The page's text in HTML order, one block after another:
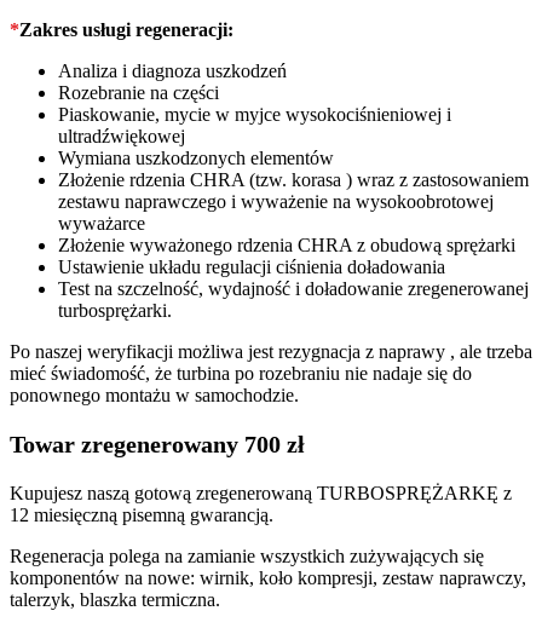
*Zakres usługi regeneracji:
Analiza i diagnoza uszkodzeń
Rozebranie na części
Piaskowanie, mycie w myjce wysokociśnieniowej i
ultradźwiękowej
Wymiana uszkodzonych elementów
Złożenie rdzenia CHRA (tzw. korasa ) wraz z zastosowaniem
zestawu naprawczego i wyważenie na wysokoobrotowej
wyważarce
Złożenie wyważonego rdzenia CHRA z obudową sprężarki
Ustawienie układu regulacji ciśnienia doładowania
Test na szczelność, wydajność i doładowanie zregenerowanej
turbosprężarki.
Po naszej weryfikacji możliwa jest rezygnacja z naprawy , ale trzeba
mieć świadomość, że turbina po rozebraniu nie nadaje się do
ponownego montażu w samochodzie.
Towar zregenerowany 700 zł
Kupujesz naszą gotową zregenerowaną TURBOSPRĘŻARKĘ z
12 miesięczną pisemną gwarancją.
Regeneracja polega na zamianie wszystkich zużywających się
komponentów na nowe: wirnik, koło kompresji, zestaw naprawczy,
talerzyk, blaszka termiczna.